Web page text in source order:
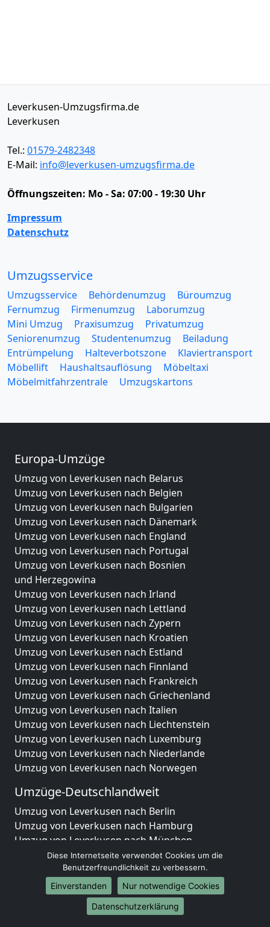
Leverkusen-Umzugsfirma.de
Leverkusen
Tel.: 01579-2482348
E-Mail: info@leverkusen-umzugsfirma.de
Öffnungszeiten: Mo - Sa: 07:00 - 19:30 Uhr
Impressum
Datenschutz
Umzugsservice
Umzugsservice Behördenumzug
Büroumzug
Fernumzug
Firmenumzug
Laborumzug
Mini Umzug
Praxisumzug
Privatumzug
Seniorenumzug
Studentenumzug
Beiladung
Entrümpelung
Halteverbotszone
Klaviertransport
Möbellift
Haushaltsauflösung
Möbeltaxi
Möbelmitfahrzentrale
Umzugskartons
Europa-Umzüge
Umzug von Leverkusen nach Belarus
Umzug von Leverkusen nach Belgien
Umzug von Leverkusen nach Bulgarien
Umzug von Leverkusen nach Dänemark
Umzug von Leverkusen nach England
Umzug von Leverkusen nach Portugal
Umzug von Leverkusen nach Bosnien
und Herzegowina
Umzug von Leverkusen nach Irland
Umzug von Leverkusen nach Lettland
Umzug von Leverkusen nach Zypern
Umzug von Leverkusen nach Kroatien
Umzug von Leverkusen nach Estland
Umzug von Leverkusen nach Finnland
Umzug von Leverkusen nach Frankreich
Umzug von Leverkusen nach Griechenland
Umzug von Leverkusen nach Italien
Umzug von Leverkusen nach Liechtenstein
Umzug von Leverkusen nach Luxemburg
Umzug von Leverkusen nach Niederlande
Umzug von Leverkusen nach Norwegen
Umzüge-Deutschlandweit
Umzug von Leverkusen nach Berlin
Umzug von Leverkusen nach Hamburg
Umzug von Leverkusen nach München
Umzug von Leverkusen nach Köln
Umzug von Leverkusen nach Frankfurt am Main
Umzug von Leverkusen nach Stuttgart
Umzug von Leverkusen nach Düsseldorf
Umzug von Leverkusen nach Leipzig
Diese Internetseite verwendet Cookies um die
Benutzerfreundlichkeit zu verbessern.
Einverstanden
Nur notwendige Cookies
Datenschutzerklärung